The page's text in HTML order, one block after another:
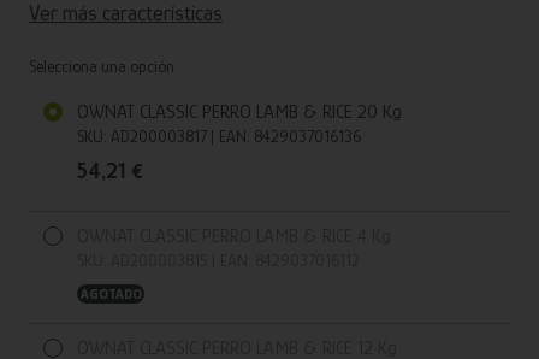
Ver más características
Selecciona una opción
OWNAT CLASSIC PERRO LAMB & RICE 20 Kg
SKU: AD200003817 | EAN: 8429037016136
54,21 €
AGOTADO